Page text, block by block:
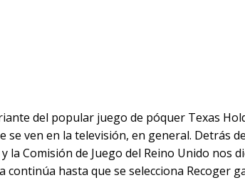
del popular juego de póquer Texas
se ven en la televisión, en general. Detrás
la Comisión de Juego del Reino Unido nos
hasta que se selecciona Recoger